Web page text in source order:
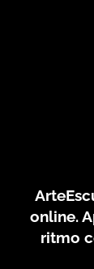
online.
ritmo